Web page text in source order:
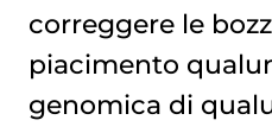
correggere le
piacimento
genomica di